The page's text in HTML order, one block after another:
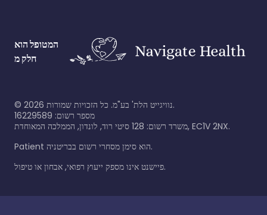
המטופל הוא
חלק מ
© 2026
נוויגייט הלת' בע"מ. כל הזכויות שמורות.
מספר רשום: 16229589
משרד רשום: 128 סיטי רוד, לונדון, הממלכה המאוחדת, EC1V 2NX.
Patient הוא סימן מסחרי רשום בבריטניה.
פיישנט אינו מספק ייעוץ רפואי, אבחון או טיפול.